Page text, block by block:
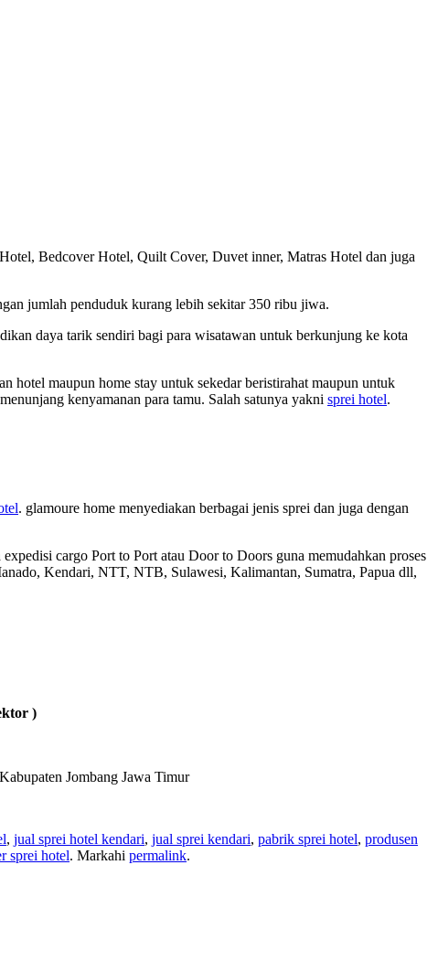
Bedcover Hotel, Quilt Cover, Duvet inner, Matras Hotel dan juga
jumlah penduduk kurang lebih sekitar 350 ribu jiwa.
daya tarik sendiri bagi para wisatawan untuk berkunjung ke kota
hotel maupun home stay untuk sekedar beristirahat maupun untuk
kenyamanan para tamu. Salah satunya yakni sprei hotel.
. glamoure home menyediakan berbagai jenis sprei dan juga dengan
cargo Port to Port atau Door to Doors guna memudahkan proses
Kendari, NTT, NTB, Sulawesi, Kalimantan, Sumatra, Papua dll,
)
Jombang Jawa Timur
, jual sprei hotel kendari, jual sprei kendari, pabrik sprei hotel, produsen
sprei hotel. Markahi permalink.